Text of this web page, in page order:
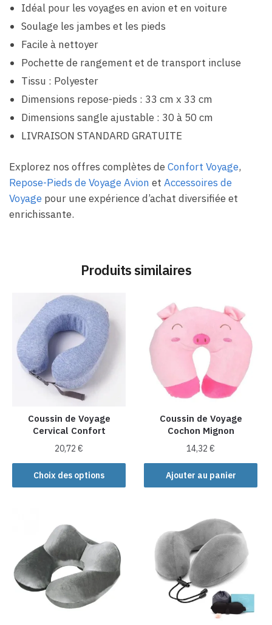
Idéal pour les voyages en avion et en voiture
Soulage les jambes et les pieds
Facile à nettoyer
Pochette de rangement et de transport incluse
Tissu : Polyester
Dimensions repose-pieds : 33 cm x 33 cm
Dimensions sangle ajustable : 30 à 50 cm
LIVRAISON STANDARD GRATUITE
Explorez nos offres complètes deConfort Voyage,
Repose-Pieds de Voyage Avion et Accessoires de
Voyage pour une expérience d’achat diversifiée et
enrichissante.
Produits similaires
Coussin de Voyage
Cervical Confort
20,72€
Choix des options
Ce
produit
variations.
Les
options
peuvent
être
choisies
Coussin de Voyage
Cochon Mignon
14,32€
Ajouter au panier